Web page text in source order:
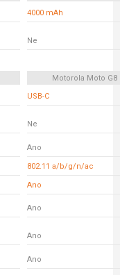
4000 mAh
Ne
Motorola Moto G8
USB-C
Ne
Ano
802.11 a/b/g/n/ac
Ano
Ano
Ano
Ano